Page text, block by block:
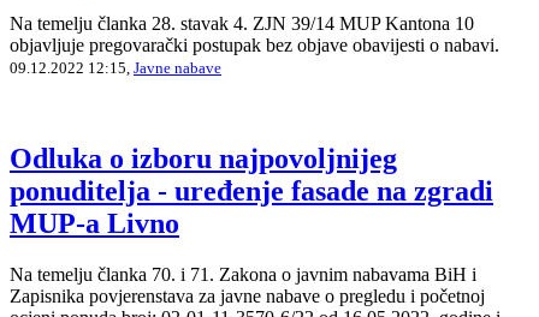
Na temelju članka 28. stavak 4. ZJN 39/14 MUP Kantona 10
objavljuje pregovarački postupak bez objave obavijesti o nabavi.
09.12.2022 12:15, Javne nabave
Odluka o izboru najpovoljnijeg
ponuditelja - uređenje fasade na zgradi
MUP-a Livno
Na temelju članka 70. i 71. Zakona o javnim nabavama BiH i
Zapisnika povjerenstava za javne nabave o pregledu i početnoj